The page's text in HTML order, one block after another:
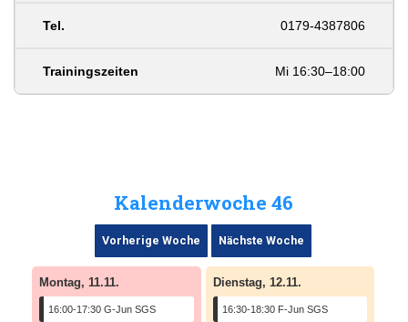
0179-4387806
Mi 16:30–18:00
Kalenderwoche 46
Vorherige Woche Nächste Woche
Montag, 11.11.
16:00-17:30 G-Jun SGS
Dienstag, 12.11.
16:30-18:30 F-Jun SGS